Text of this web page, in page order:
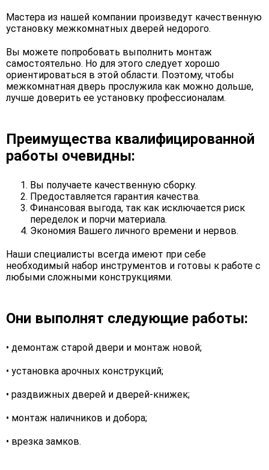
Мастера из нашей компании произведут качественную
установку межкомнатных дверей недорого.
Вы можете попробовать выполнить монтаж
самостоятельно. Но для этого следует хорошо
ориентироваться в этой области. Поэтому, чтобы
межкомнатная дверь прослужила как можно дольше,
лучше доверить ее установку профессионалам.
Преимущества квалифицированной
работы очевидны:
Вы получаете качественную сборку.
Предоставляется гарантия качества.
Финансовая выгода, так как исключается риск
переделок и порчи материала.
Экономия Вашего личного времени и нервов.
Наши специалисты всегда имеют при себе
необходимый набор инструментов и готовы к работе с
любыми сложными конструкциями.
Они выполнят следующие работы:
• демонтаж старой двери и монтаж новой;
• установка арочных конструкций;
• раздвижных дверей и дверей-книжек;
• монтаж наличников и добора;
• врезка замков.